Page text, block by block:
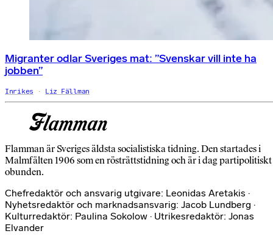
Migranter odlar Sveriges mat: ”Svenskar vill inte ha
jobben”
Inrikes Liz Fällman
Flamman är Sveriges äldsta socialistiska tidning. Den startades i
Malmfälten 1906 som en rösträttstidning och är i dag partipolitiskt
obunden.
Chefredaktör och ansvarig utgivare: Leonidas Aretakis ·
Nyhetsredaktör och marknadsansvarig: Jacob Lundberg ·
Kulturredaktör: Paulina Sokolow · Utrikesredaktör: Jonas
Elvander